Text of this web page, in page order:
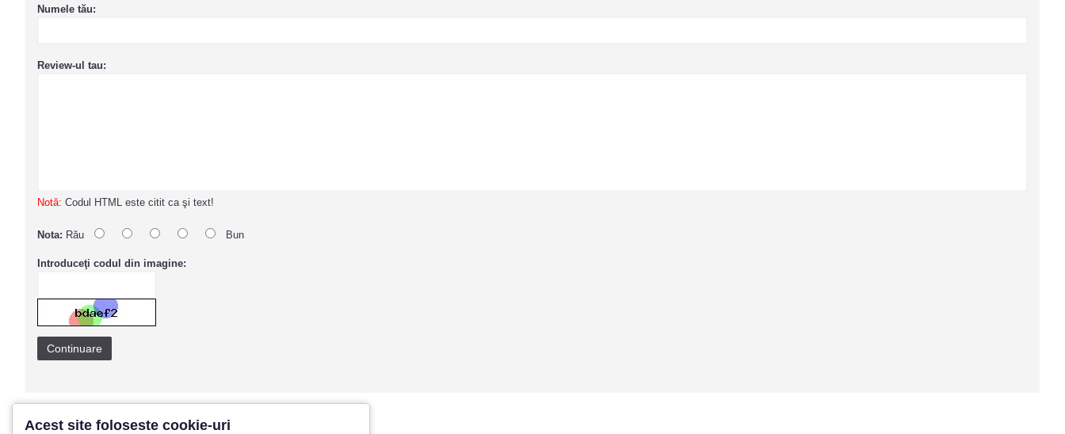
Numele tău:
Review-ul tau:
Notă: Codul HTML este citit ca şi text!
Nota: Rău Bun
Introduceţi codul din imagine:
Continuare
Acest site foloseste cookie-uri